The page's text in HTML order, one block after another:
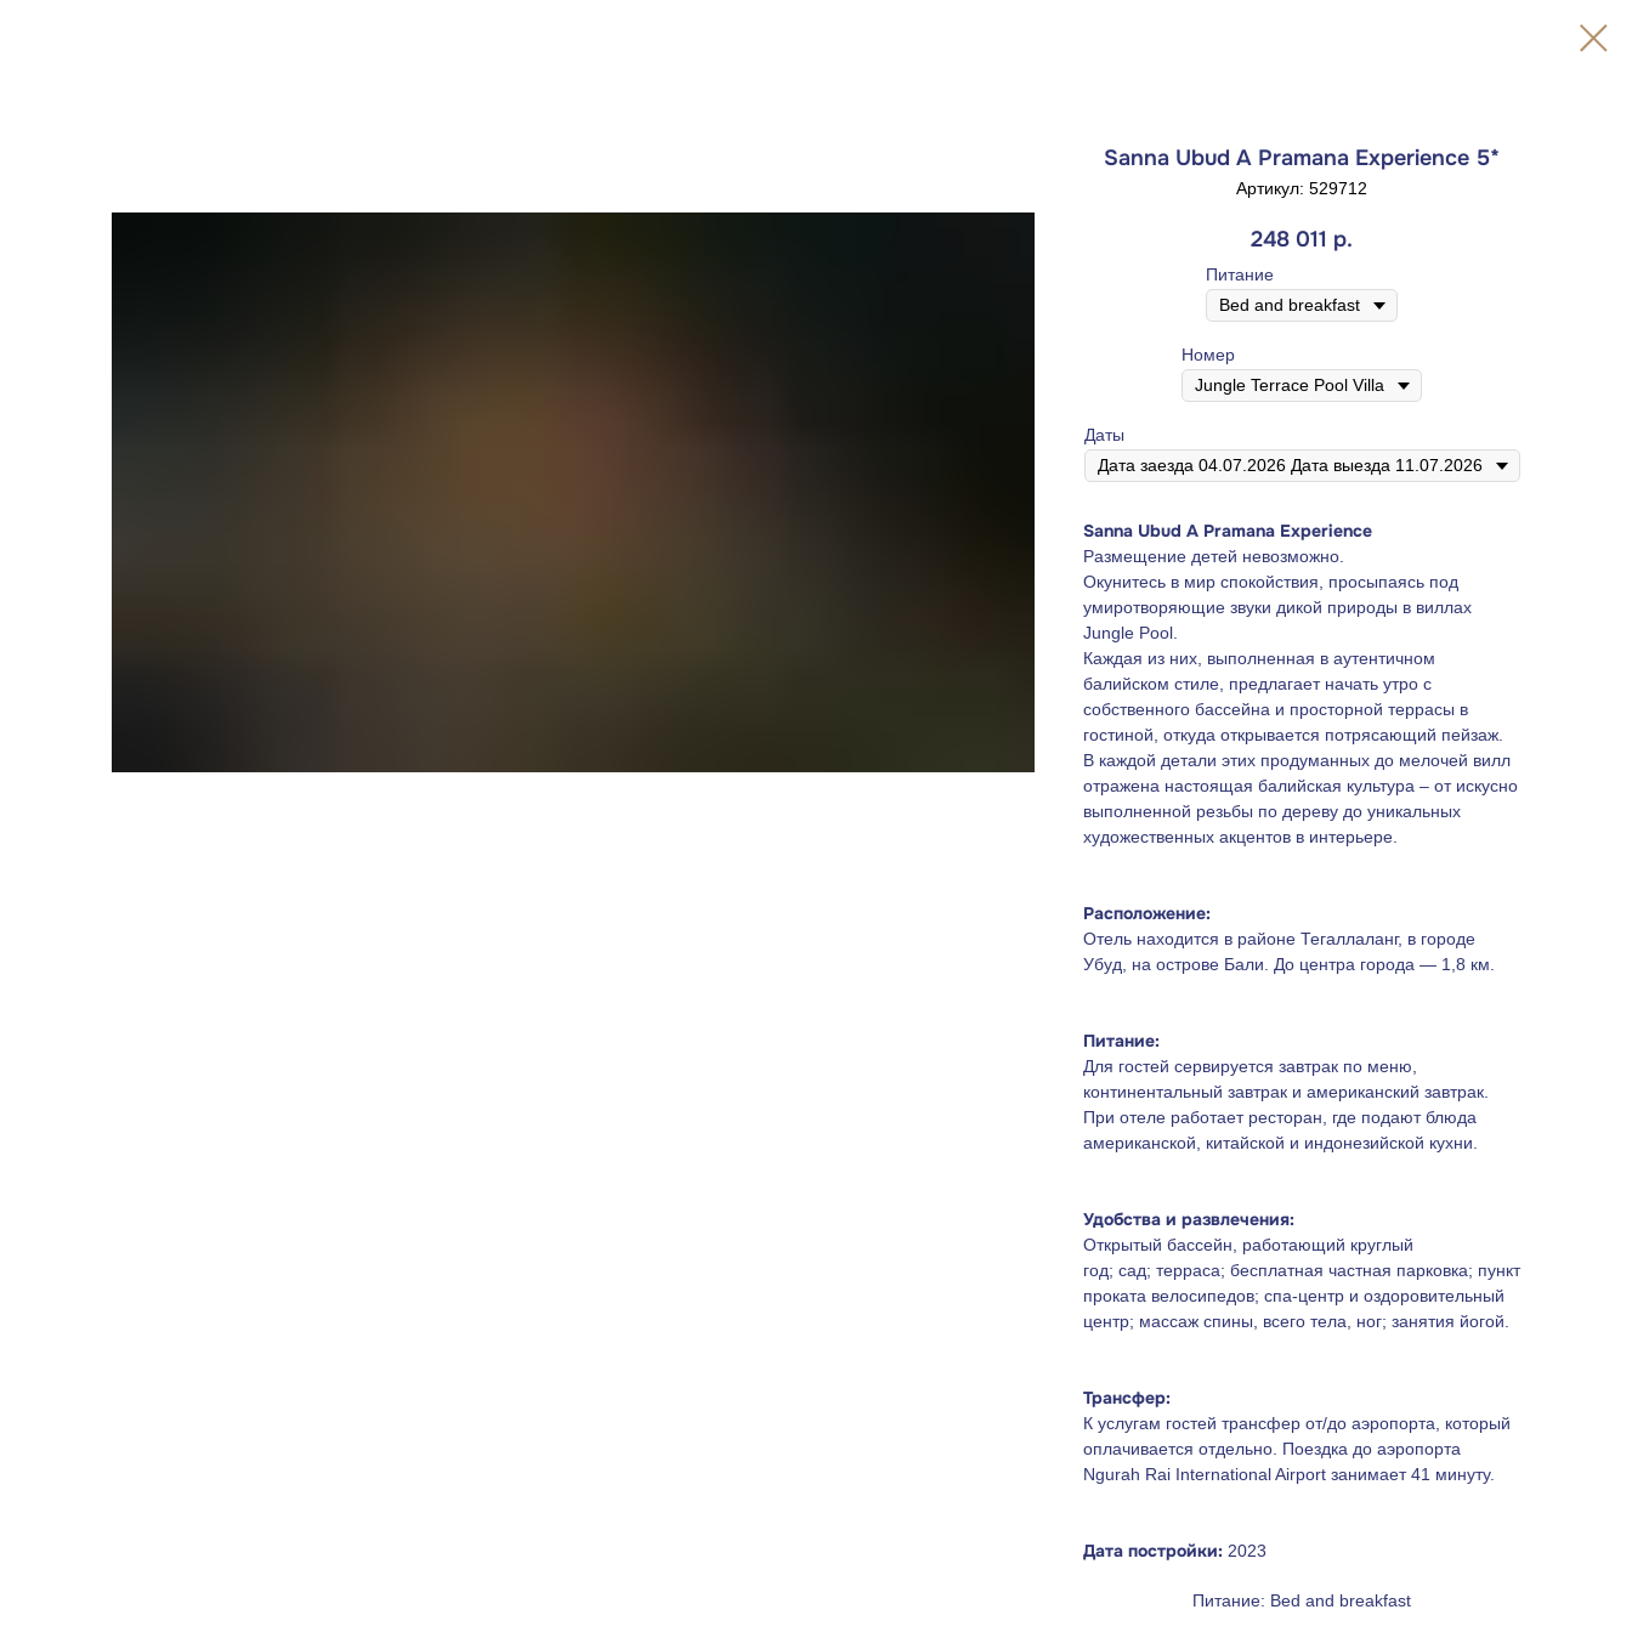
Sanna Ubud A Pramana Experience 5*
Артикул: 529712
248 011 р.
Питание
Номер
Даты
Sanna Ubud A Pramana Experience
Размещение детей невозможно.
Окунитесь в мир спокойствия, просыпаясь под
умиротворяющие звуки дикой природы в виллах
Jungle Pool.
Каждая из них, выполненная в аутентичном
балийском стиле, предлагает начать утро с
собственного бассейна и просторной террасы в
гостиной, откуда открывается потрясающий пейзаж.
В каждой детали этих продуманных до мелочей вилл
отражена настоящая балийская культура – от искусно
выполненной резьбы по дереву до уникальных
художественных акцентов в интерьере.
Расположение:
Отель находится в районе Тегаллаланг, в городе
Убуд, на острове Бали. До центра города — 1,8 км.
Питание:
Для гостей сервируется завтрак по меню,
континентальный завтрак и американский завтрак.
При отеле работает ресторан, где подают блюда
американской, китайской и индонезийской кухни.
Удобства и развлечения:
Открытый бассейн, работающий круглый
год; сад; терраса; бесплатная частная парковка; пункт
проката велосипедов; спа-центр и оздоровительный
центр; массаж спины, всего тела, ног; занятия йогой.
Трансфер:
К услугам гостей трансфер от/до аэропорта, который
оплачивается отдельно. Поездка до аэропорта
Ngurah Rai International Airport занимает 41 минуту.
Дата постройки: 2023
Питание: Bed and breakfast